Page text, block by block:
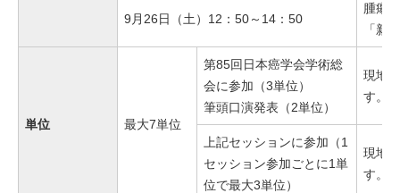
9月26日（土）12：50～14：50
腫瘍
「新
単位 最大7単位
第85回日本癌学会学術総
会に参加（3単位）
筆頭口演発表（2単位）
現地
す。
上記セッションに参加（1
セッション参加ごとに1単
位で最大3単位）
現地
す。